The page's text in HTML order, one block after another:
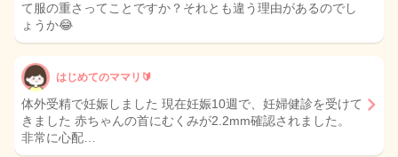
て服の重さってことですか？それとも違う理由があるのでし
ょうか😂
はじめてのママリ🔰
体外受精で妊娠しました 現在妊娠10週で、妊婦健診を受けて
きました 赤ちゃんの首にむくみが2.2mm確認されました。
非常に心配…